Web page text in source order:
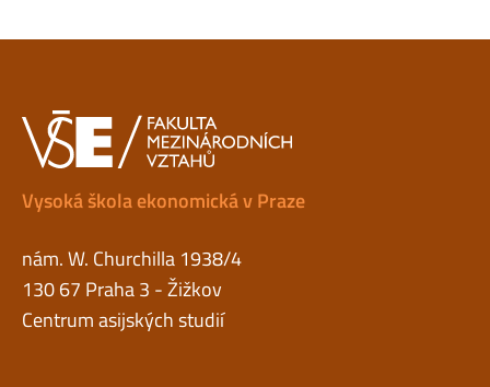
Vysoká škola ekonomická v Praze
nám. W. Churchilla 1938/4
130 67 Praha 3 - Žižkov
Centrum asijských studií